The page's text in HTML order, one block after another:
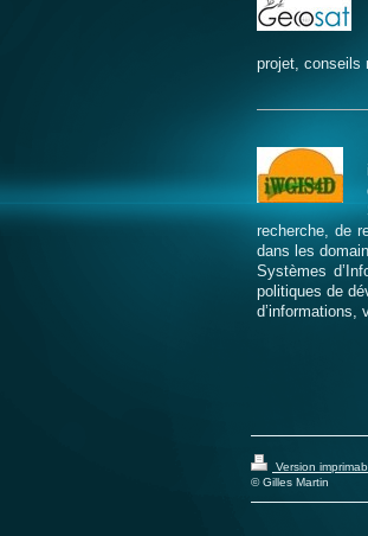
projet, conseils
recherche, de
dans les
Systèmes
politiques de
d’informations,
Version
© Gilles Martin